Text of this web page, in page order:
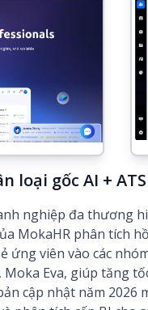
loại gốc AI +
nghiệp đa thương
MokaHR phân tích
ứng viên vào các
Moka Eva, giúp tăng
cập nhật năm